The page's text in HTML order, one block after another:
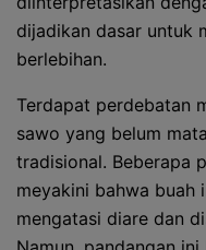
dijadikan dasar untuk
berlebihan.
Terdapat perdebatan
sawo yang belum
tradisional. Beberapa
meyakini bahwa buah
mengatasi diare dan